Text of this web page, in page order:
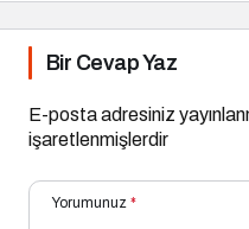
Bir Cevap Yaz
E-posta adresiniz
işaretlenmişlerdir
Yorumunuz *